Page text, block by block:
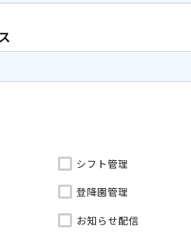
シフト管理
登降園管理
お知らせ配信